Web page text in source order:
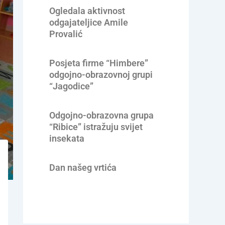
Ogledala aktivnost
odgajateljice Amile
Provalić
Posjeta firme “Himbere”
odgojno-obrazovnoj grupi
“Jagodice”
Odgojno-obrazovna grupa
“Ribice” istražuju svijet
insekata
Dan našeg vrtića